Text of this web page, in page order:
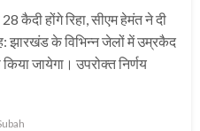
कैदी होंगे रिहा, सीएम हेमंत ने दी
झारखंड के विभिन्न जेलों में उम्रकैद
जायेगा। उपरोक्त निर्णय